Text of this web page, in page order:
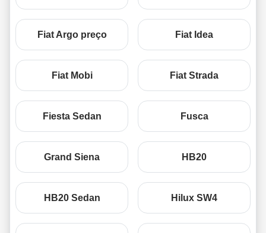
Fiat Argo preço Fiat Idea
Fiat Mobi Fiat Strada
Fiesta Sedan Fusca
Grand Siena HB20
HB20 Sedan Hilux SW4